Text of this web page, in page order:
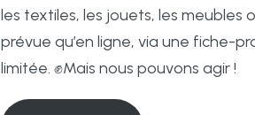
les textiles, les jouets, les meubles
prévue qu’en ligne, via une fiche-
limitée. ✊Mais nous pouvons agir !